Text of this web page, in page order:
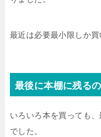
最近は必要最小限しか買
最後に本棚に残る
いろいろ本を買っても
でした。